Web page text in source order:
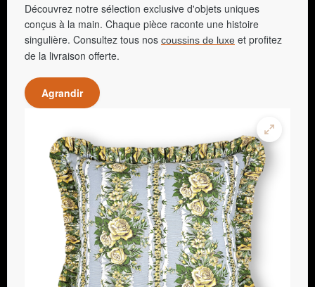
Découvrez notre sélection exclusive d'objets uniques
conçus à la main. Chaque pièce raconte une histoire
singulière. Consultez tous nos coussins de luxe et profitez
de la livraison offerte.
Agrandir